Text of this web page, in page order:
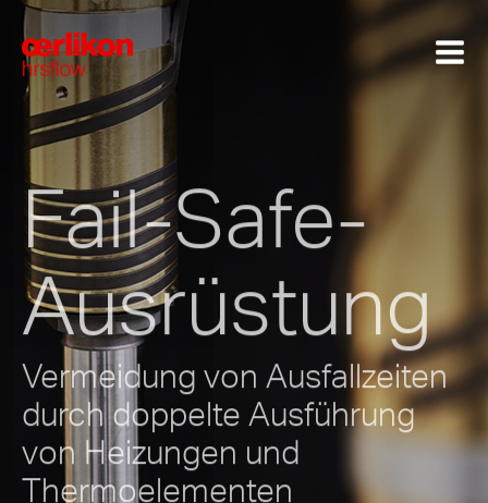
Fail-Safe-
Ausrüstung
Vermeidung von Ausfallzeiten
durch doppelte Ausführung
von Heizungen und
Thermoelementen